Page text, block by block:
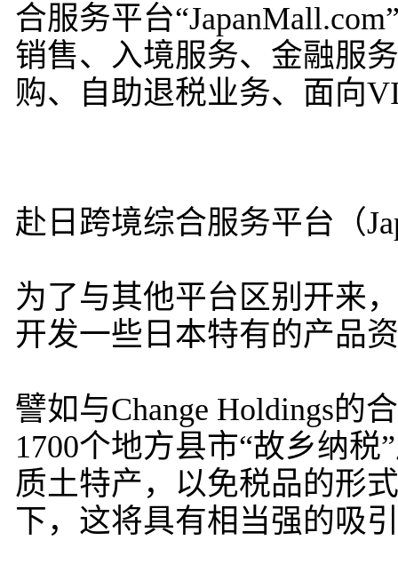
合服务平台
销售、入境服务、金融服
购、自助退税业务、面向
赴日跨境综合服务平台（
为了与其他平台区别开来
开发一些日本特有的产品
譬如与Change Holdings的
1700个地方县市“故乡纳
质土特产，以免税品的形
下，这将具有相当强的吸